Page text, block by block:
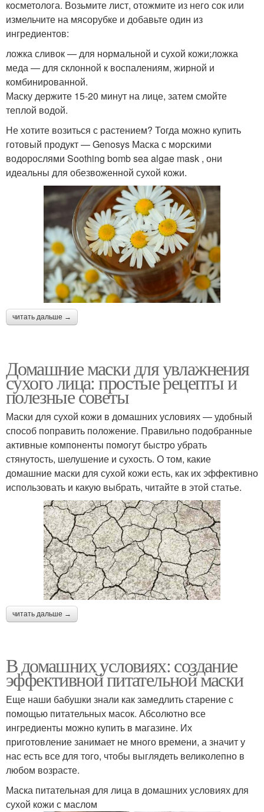
косметолога. Возьмите лист, отожмите из него сок или
измельчите на мясорубке и добавьте один из
ингредиентов:
ложка сливок — для нормальной и сухой кожи;ложка
меда — для склонной к воспалениям, жирной и
комбинированной.
Маску держите 15-20 минут на лице, затем смойте
теплой водой.
Не хотите возиться с растением? Тогда можно купить
готовый продукт — Genosys Маска с морскими
водорослями Soothing bomb sea algae mask , они
идеальны для обезвоженной сухой кожи.
читать дальше →
Домашние маски для увлажнения
сухого лица: простые рецепты и
полезные советы
Маски для сухой кожи в домашних условиях — удобный
способ поправить положение. Правильно подобранные
активные компоненты помогут быстро убрать
стянутость, шелушение и сухость. О том, какие
домашние маски для сухой кожи есть, как их эффективно
использовать и какую выбрать, читайте в этой статье.
читать дальше →
В домашних условиях: создание
эффективной питательной маски
Еще наши бабушки знали как замедлить старение с
помощью питательных масок. Абсолютно все
ингредиенты можно купить в магазине. Их
приготовление занимает не много времени, а значит у
нас есть все для того, чтобы выглядеть великолепно в
любом возрасте.
Маска питательная для лица в домашних условиях для
сухой кожи с маслом